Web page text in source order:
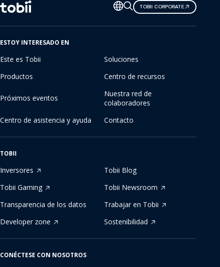
Cambiar
de
idioma
TOBII CORPORATE
ESTOY INTERESADO EN
Este es Tobii
Soluciones
Productos
Centro de recursos
Próximos eventos
Nuestra red de
colaboradores
Centro de asistencia y ayuda
Contacto
TOBII
Inversores
Tobii Blog
Tobii Gaming
Tobii Newsroom
Transparencia de los datos
Trabajar en Tobii
Developer zone
Sostenibilidad
CONÉCTESE CON NOSOTROS